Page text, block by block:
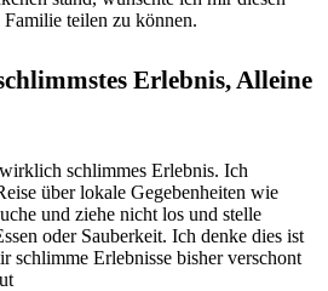
teilen zu können.
Erlebnis, Alleine
schlimmes Erlebnis. Ich
über lokale Gegebenheiten wie
und ziehe nicht los und stelle
oder Sauberkeit. Ich denke dies ist
schlimme Erlebnisse bisher verschont